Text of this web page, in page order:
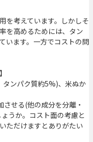
を考えています。しかしそ
を高めるためには、タン
います。一方でコストの問
ンパク質約5%)、米ぬか
せる(他の成分を分離・
うか。コスト面の考慮と
ただけますとありがたい